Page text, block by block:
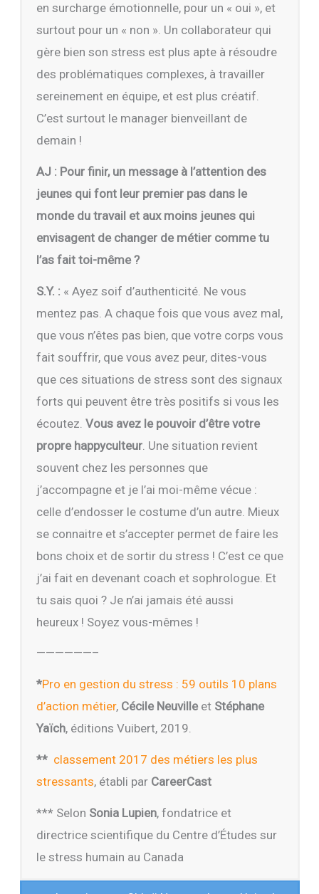
en surcharge émotionnelle, pour un « oui », et
surtout pour un « non ». Un collaborateur qui
gère bien son stress est plus apte à résoudre
des problématiques complexes, à travailler
sereinement en équipe, et est plus créatif.
C’est surtout le manager bienveillant de
demain !
AJ : Pour finir, un message à l’attention des
jeunes qui font leur premier pas dans le
monde du travail et aux moins jeunes qui
envisagent de changer de métier comme tu
l’as fait toi-même ?
S.Y. : « Ayez soif d’authenticité. Ne vous
mentez pas. A chaque fois que vous avez mal,
que vous n’êtes pas bien, que votre corps vous
fait souffrir, que vous avez peur, dites-vous
que ces situations de stress sont des signaux
forts qui peuvent être très positifs si vous les
écoutez. Vous avez le pouvoir d’être votre
propre happyculteur. Une situation revient
souvent chez les personnes que
j’accompagne et je l’ai moi-même vécue :
celle d’endosser le costume d’un autre. Mieux
se connaitre et s’accepter permet de faire les
bons choix et de sortir du stress ! C’est ce que
j’ai fait en devenant coach et sophrologue. Et
tu sais quoi ? Je n’ai jamais été aussi
heureux ! Soyez vous-mêmes !
——————–
*Pro en gestion du stress : 59 outils 10 plans
d’action métier, Cécile Neuvilleet Stéphane
Yaïch, éditions Vuibert, 2019.
** classement 2017 des métiers les plus
stressants, établi par CareerCast
*** Selon Sonia Lupien, fondatrice et
directrice scientifique du Centre d’Études sur
le stress humain au Canada